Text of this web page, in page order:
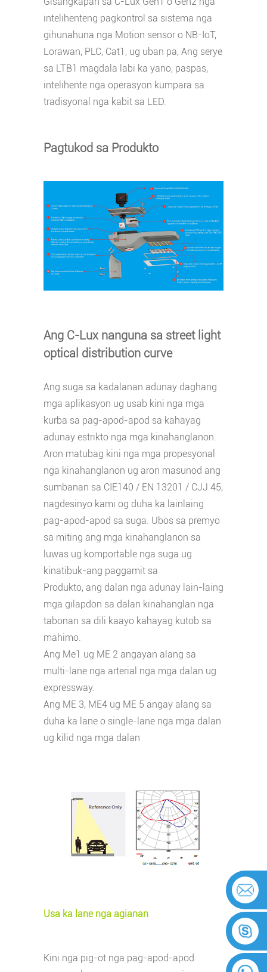
intelihenteng pagkontrol sa sistema nga
gihunahuna nga Motion sensor o NB-IoT,
Lorawan, PLC, Cat1, ug uban pa, Ang serye
sa LTB1 magdala labi ka yano, paspas,
intelihente nga operasyon kumpara sa
tradisyonal nga kabit sa LED.
Pagtukod sa Produkto
Ang C-Lux nanguna sa street light
optical distribution curve
Ang suga sa kadalanan adunay daghang
mga aplikasyon ug usab kini nga mga
kurba sa pag-apod-apod sa kahayag
adunay estrikto nga mga kinahanglanon.
Aron matubag kini nga mga propesyonal
nga kinahanglanon ug aron masunod ang
sumbanan sa CIE140 / EN 13201 / CJJ 45,
nagdesinyo kami og duha ka lainlaing
pag-apod-apod sa suga. Ubos sa premyo
sa miting ang mga kinahanglanon sa
luwas ug komportable nga suga ug
kinatibuk-ang paggamit sa
Produkto, ang dalan nga adunay lain-laing
mga gilapdon sa dalan kinahanglan nga
tabonan sa dili kaayo kahayag kutob sa
mahimo.
Ang Me1 ug ME 2 angayan alang sa
multi-lane nga arterial nga mga dalan ug
expressway.
Ang ME 3, ME4 ug ME 5 angay alang sa
duha ka lane o single-lane nga mga dalan
ug kilid nga mga dalan
Usa ka lane nga agianan
Kini nga pig-ot nga pag-apod-apod